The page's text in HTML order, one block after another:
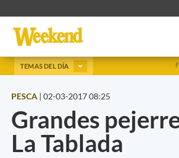
TEMAS DEL DÍA
PESCA | 02-03-2017 08:25
Grandes
La Tablada